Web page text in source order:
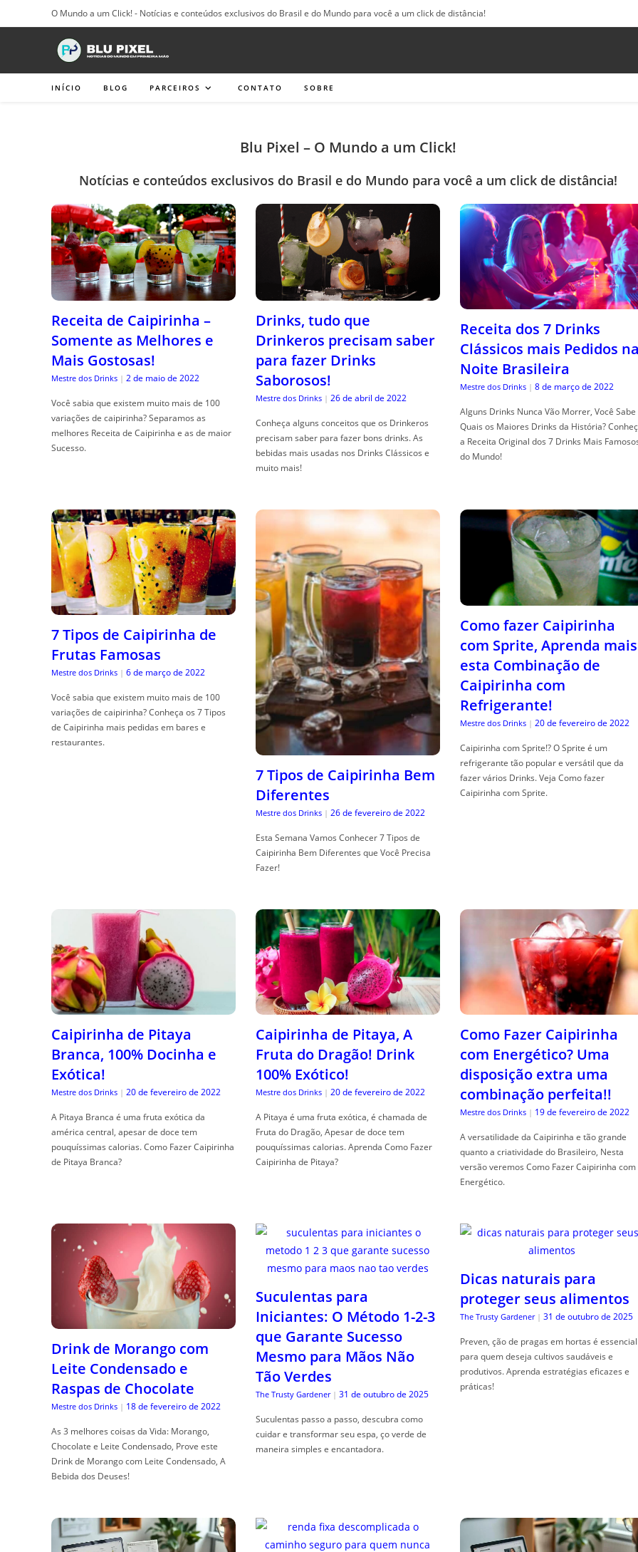
para
O Mundo a um Click! - Notícias e conteúdos exclusivos do Brasil e do Mundo para você a um click de distância!
INÍCIO BLOG PARCEIROS CONTATO SOBRE
Blu Pixel – O Mundo a um Click!
Notícias e conteúdos exclusivos do Brasil e do Mundo para você a um click de distância!
Receita de Caipirinha –
Somente as Melhores e
Mais Gostosas!
Mestre dos Drinks | 2 de maio de 2022
Você sabia que existem muito mais de 100
variações de caipirinha? Separamos as
melhores Receita de Caipirinha e as de maior
Sucesso.
Drinks, tudo que
Drinkeros precisam saber
para fazer Drinks
Saborosos!
Mestre dos Drinks | 26 de abril de 2022
Conheça alguns conceitos que os Drinkeros
precisam saber para fazer bons drinks. As
bebidas mais usadas nos Drinks Clássicos e
muito mais!
Receita dos 7 Drinks
Clássicos mais Pedidos
Noite Brasileira
Mestre dos Drinks | 8 de março de 2022
Alguns Drinks Nunca Vão Morrer, Você Sabe
Quais os Maiores Drinks da História?
a Receita Original dos 7 Drinks Mais
do Mundo!
7 Tipos de Caipirinha de
Frutas Famosas
Mestre dos Drinks | 6 de março de 2022
Você sabia que existem muito mais de 100
variações de caipirinha? Conheça os 7 Tipos
de Caipirinha mais pedidas em bares e
restaurantes.
7 Tipos de Caipirinha Bem
Diferentes
Mestre dos Drinks | 26 de fevereiro de 2022
Esta Semana Vamos Conhecer 7 Tipos de
Caipirinha Bem Diferentes que Você Precisa
Fazer!
Como fazer Caipirinha
com Sprite, Aprenda mais
esta Combinação de
Caipirinha com
Refrigerante!
Mestre dos Drinks | 20 de fevereiro de 2022
Caipirinha com Sprite!? O Sprite é um
refrigerante tão popular e versátil que da
fazer vários Drinks. Veja Como fazer
Caipirinha com Sprite.
Caipirinha de Pitaya
Branca, 100% Docinha e
Exótica!
Mestre dos Drinks | 20 de fevereiro de 2022
A Pitaya Branca é uma fruta exótica da
américa central, apesar de doce tem
pouquíssimas calorias. Como Fazer Caipirinha
de Pitaya Branca?
Caipirinha de Pitaya, A
Fruta do Dragão! Drink
100% Exótico!
Mestre dos Drinks | 20 de fevereiro de 2022
A Pitaya é uma fruta exótica, é chamada de
Fruta do Dragão, Apesar de doce tem
pouquíssimas calorias. Aprenda Como Fazer
Caipirinha de Pitaya?
Como Fazer Caipirinha
com Energético? Uma
disposição extra uma
combinação perfeita!!
Mestre dos Drinks | 19 de fevereiro de 2022
A versatilidade da Caipirinha e tão grande
quanto a criatividade do Brasileiro, Nesta
versão veremos Como Fazer Caipirinha com
Energético.
Drink de Morango com
Leite Condensado e
Raspas de Chocolate
Mestre dos Drinks | 18 de fevereiro de 2022
As 3 melhores coisas da Vida: Morango,
Chocolate e Leite Condensado, Prove este
Drink de Morango com Leite Condensado, A
Bebida dos Deuses!
Suculentas para
Iniciantes: O Método 1-2-3
que Garante Sucesso
Mesmo para Mãos Não
Tão Verdes
The Trusty Gardener | 31 de outubro de 2025
Suculentas passo a passo, descubra como
cuidar e transformar seu espa, ço verde de
maneira simples e encantadora.
Dicas naturais para
proteger seus alimentos
The Trusty Gardener | 31 de outubro de 2025
Preven, ção de pragas em hortas é essencial
para quem deseja cultivos saudáveis e
produtivos. Aprenda estratégias eficazes e
práticas!